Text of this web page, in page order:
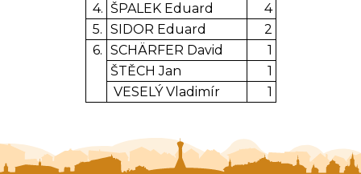
4. ŠPALEK Eduard
4
5. SIDOR Eduard
2
6. SCHÄRFER David
1
ŠTĚCH Jan
1
VESELÝ Vladimír
1